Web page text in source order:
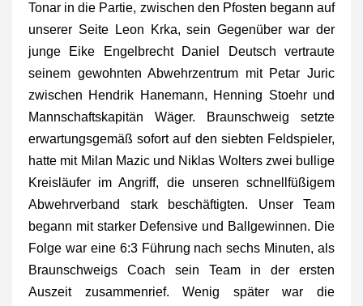
Tonar in die Partie, zwischen den Pfosten begann auf
unserer Seite Leon Krka, sein Gegenüber war der
junge Eike Engelbrecht Daniel Deutsch vertraute
seinem gewohnten Abwehrzentrum mit Petar Juric
zwischen Hendrik Hanemann, Henning Stoehr und
Mannschaftskapitän Wäger. Braunschweig setzte
erwartungsgemäß sofort auf den siebten Feldspieler,
hatte mit Milan Mazic und Niklas Wolters zwei bullige
Kreisläufer im Angriff, die unseren schnellfüßigem
Abwehrverband stark beschäftigten. Unser Team
begann mit starker Defensive und Ballgewinnen. Die
Folge war eine 6:3 Führung nach sechs Minuten, als
Braunschweigs Coach sein Team in der ersten
Auszeit zusammenrief. Wenig später war die